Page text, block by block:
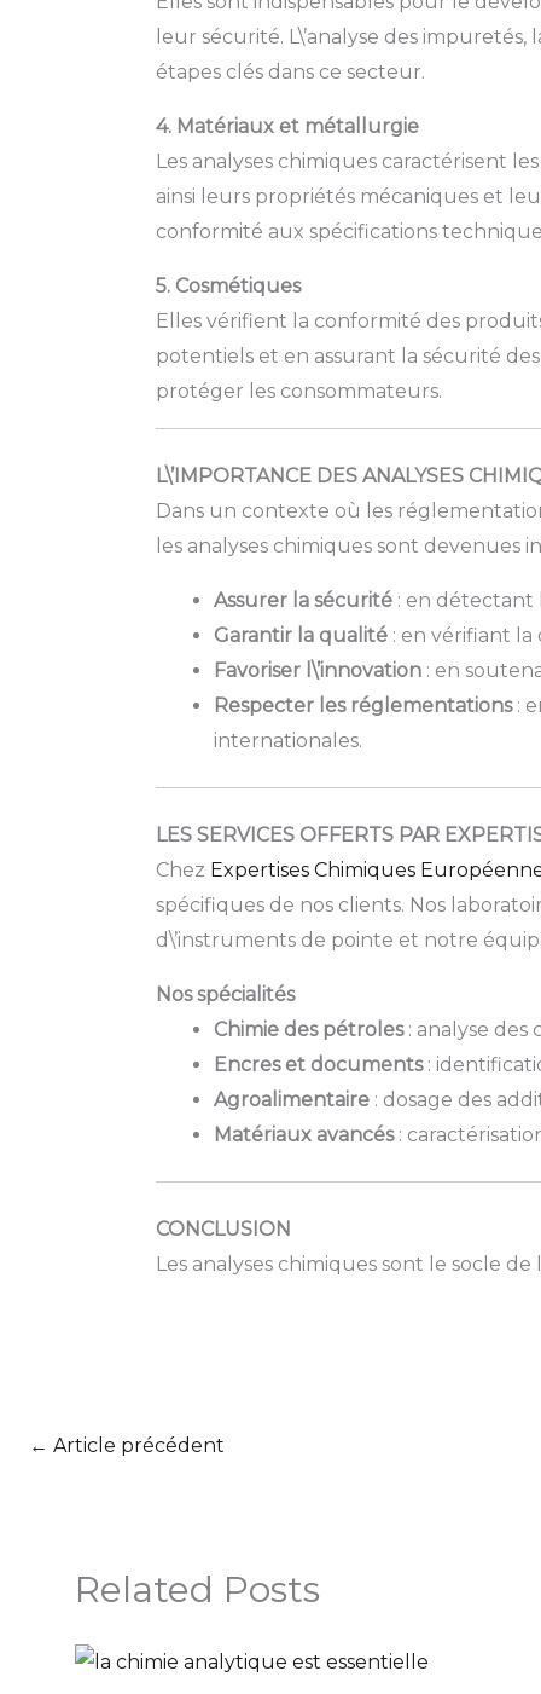
leur sécurité. L\’analyse des
étapes clés dans ce secteur.
4. Matériaux et métallurgie
Les analyses chimiques caractérisent
ainsi leurs propriétés mécaniques et
conformité aux spécifications
5. Cosmétiques
Elles vérifient la conformité des
potentiels et en assurant la sécurité
protéger les consommateurs.
L\’IMPORTANCE DES ANALYSES
Dans un contexte où les
les analyses chimiques sont
Assurer la sécurité: en détectant
Garantir la qualité: en vérifiant la
Favoriser l\’innovation: en
Respecter les réglementations:
internationales.
LES SERVICES OFFERTS PAR
Chez Expertises Chimiques
spécifiques de nos clients. Nos
d\’instruments de pointe et notre
Nos spécialités
Chimie des pétroles: analyse des
Encres et documents:
Agroalimentaire: dosage des
Matériaux avancés:
CONCLUSION
Les analyses chimiques sont le socle
← Article précédent
Related Posts